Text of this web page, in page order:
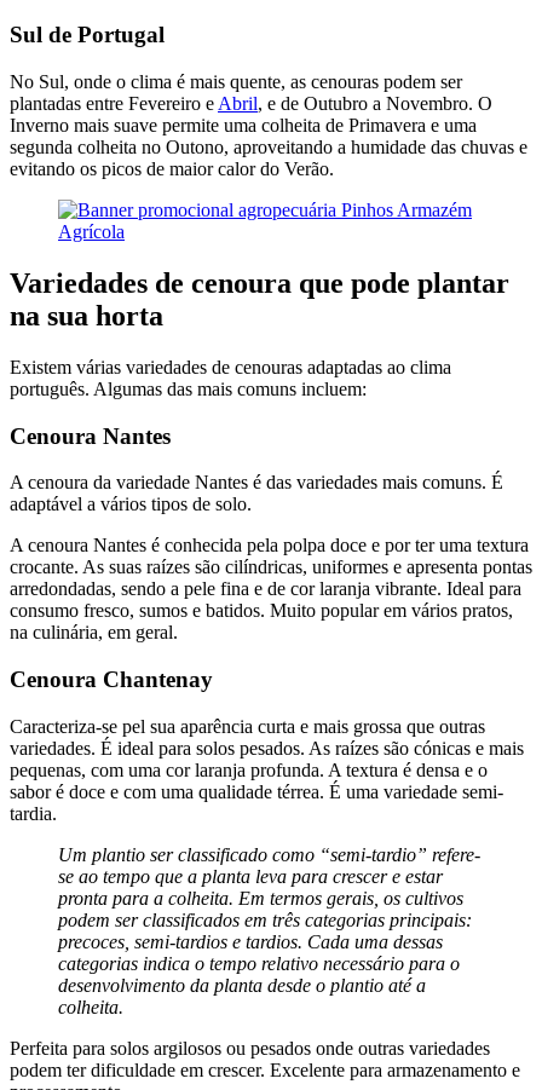
Sul de Portugal
No Sul, onde o clima é mais quente, as cenouras podem ser
plantadas entre Fevereiro e Abril, e de Outubro a Novembro. O
Inverno mais suave permite uma colheita de Primavera e uma
segunda colheita no Outono, aproveitando a humidade das chuvas e
evitando os picos de maior calor do Verão.
Variedades de cenoura que pode plantar
na sua horta
Existem várias variedades de cenouras adaptadas ao clima
português. Algumas das mais comuns incluem:
Cenoura Nantes
A cenoura da variedade Nantes é das variedades mais comuns. É
adaptável a vários tipos de solo.
A cenoura Nantes é conhecida pela polpa doce e por ter uma textura
crocante. As suas raízes são cilíndricas, uniformes e apresenta pontas
arredondadas, sendo a pele fina e de cor laranja vibrante. Ideal para
consumo fresco, sumos e batidos. Muito popular em vários pratos,
na culinária, em geral.
Cenoura Chantenay
Caracteriza-se pel sua aparência curta e mais grossa que outras
variedades. É ideal para solos pesados. As raízes são cónicas e mais
pequenas, com uma cor laranja profunda. A textura é densa e o
sabor é doce e com uma qualidade térrea. É uma variedade semi-
tardia.
Um plantio ser classificado como “semi-tardio” refere-
se ao tempo que a planta leva para crescer e estar
pronta para a colheita. Em termos gerais, os cultivos
podem ser classificados em três categorias principais:
precoces, semi-tardios e tardios. Cada uma dessas
categorias indica o tempo relativo necessário para o
desenvolvimento da planta desde o plantio até a
colheita.
Perfeita para solos argilosos ou pesados onde outras variedades
podem ter dificuldade em crescer. Excelente para armazenamento e